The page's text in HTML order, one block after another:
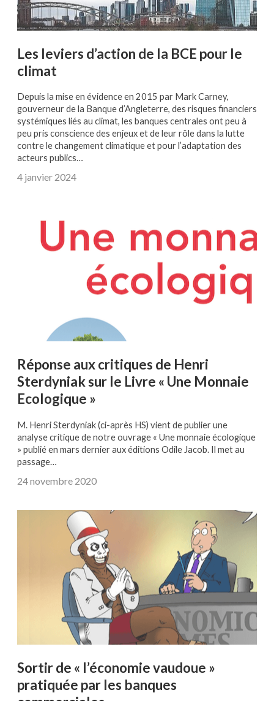
Les leviers d’action de la BCE pour le
climat
Depuis la mise en évidence en 2015 par Mark Carney,
gouverneur de la Banque d’Angleterre, des risques financiers
systémiques liés au climat, les banques centrales ont peu à
peu pris conscience des enjeux et de leur rôle dans la lutte
contre le changement climatique et pour l’adaptation des
acteurs publics…
4 janvier 2024
Réponse aux critiques de Henri
Sterdyniak sur le Livre « Une Monnaie
Ecologique »
M. Henri Sterdyniak (ci-après HS) vient de publier une
analyse critique de notre ouvrage « Une monnaie écologique
» publié en mars dernier aux éditions Odile Jacob. Il met au
passage…
24 novembre 2020
Sortir de « l’économie vaudoue »
pratiquée par les banques